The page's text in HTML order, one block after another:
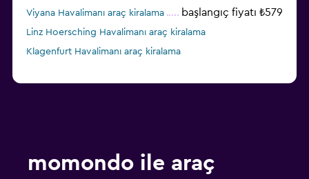
Viyana Havalimanı araç kiralama başlangıç fiyatı ₺579
Linz Hoersching Havalimanı araç kiralama
Klagenfurt Havalimanı araç kiralama
momondo ile araç